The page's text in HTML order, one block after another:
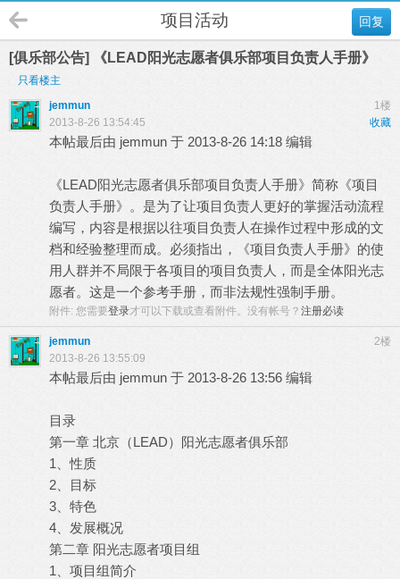
回复
项目活动
[俱乐部公告] 《LEAD阳光志愿者俱乐部项目负责人手册》
只看楼主
1楼
jemmun
收藏
2013-8-26 13:54:45
本帖最后由 jemmun 于 2013-8-26 14:18 编辑
《LEAD阳光志愿者俱乐部项目负责人手册》简称《项目
负责人手册》。是为了让项目负责人更好的掌握活动流程
编写，内容是根据以往项目负责人在操作过程中形成的文
档和经验整理而成。必须指出，《项目负责人手册》的使
用人群并不局限于各项目的项目负责人，而是全体阳光志
愿者。这是一个参考手册，而非法规性强制手册。
附件: 您需要登录才可以下载或查看附件。没有帐号？ 注册必读
2楼
jemmun
2013-8-26 13:55:09
本帖最后由 jemmun 于 2013-8-26 13:56 编辑
目录
第一章 北京（LEAD）阳光志愿者俱乐部
1、性质
2、目标
3、特色
4、发展概况
第二章 阳光志愿者项目组
1、项目组简介